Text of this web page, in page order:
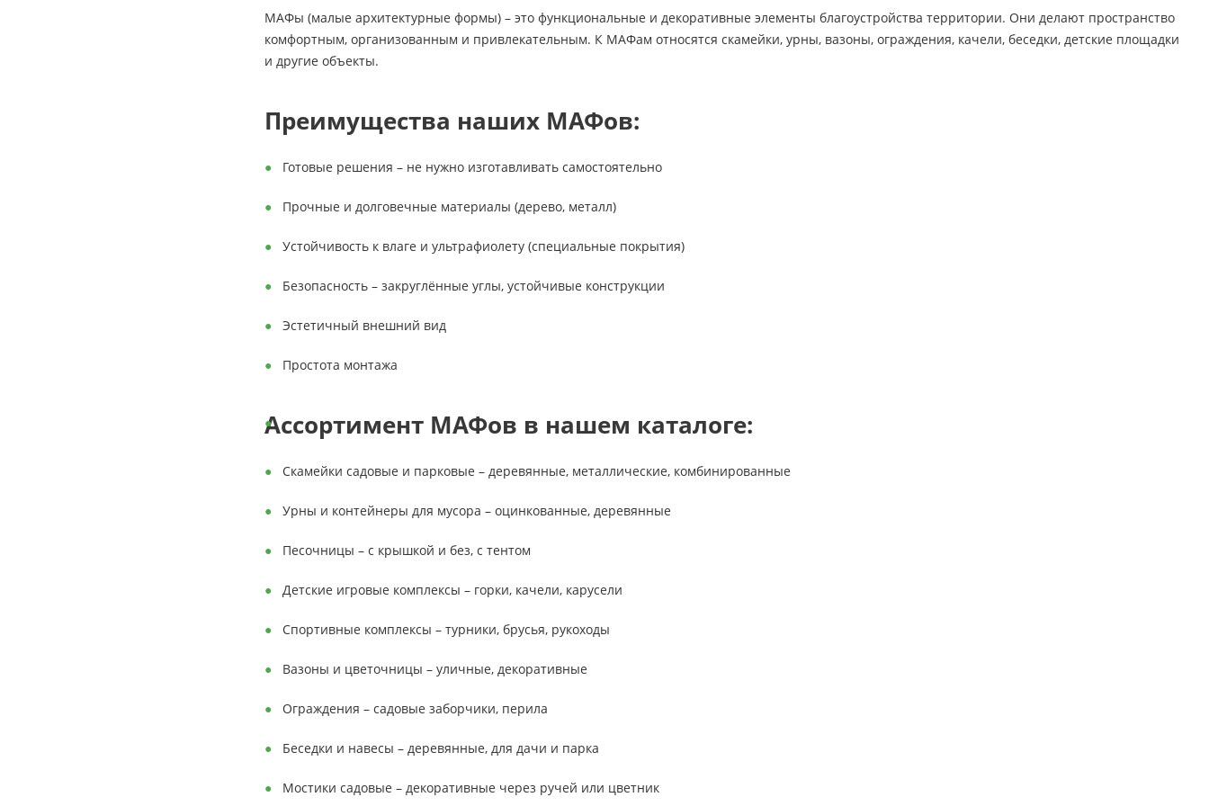
МАФы (малые архитектурные формы) – это функциональные и декоративные элементы благоустройства территории. Они делают пространство
комфортным, организованным и привлекательным. К МАФам относятся скамейки, урны, вазоны, ограждения, качели, беседки, детские площадки
и другие объекты.
Преимущества наших МАФов:
Готовые решения – не нужно изготавливать самостоятельно
Прочные и долговечные материалы (дерево, металл)
Устойчивость к влаге и ультрафиолету (специальные покрытия)
Безопасность – закруглённые углы, устойчивые конструкции
Эстетичный внешний вид
Простота монтажа
Ассортимент МАФов в нашем каталоге:
Скамейки садовые и парковые – деревянные, металлические, комбинированные
Урны и контейнеры для мусора – оцинкованные, деревянные
Песочницы – с крышкой и без, с тентом
Детские игровые комплексы – горки, качели, карусели
Спортивные комплексы – турники, брусья, рукоходы
Вазоны и цветочницы – уличные, декоративные
Ограждения – садовые заборчики, перила
Беседки и навесы – деревянные, для дачи и парка
Мостики садовые – декоративные через ручей или цветник